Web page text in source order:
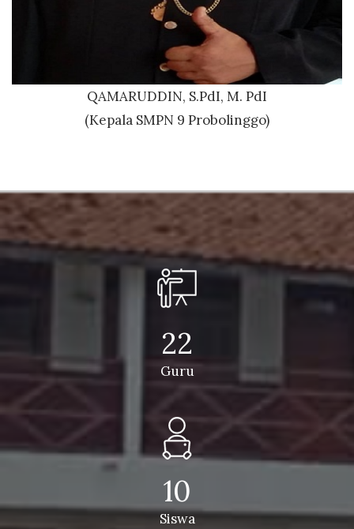
QAMARUDDIN, S.PdI, M. PdI
(Kepala SMPN 9 Probolinggo)
22
Guru
10
Siswa